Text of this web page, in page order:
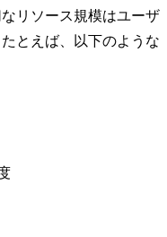
リソース規模はユーザ
とえば、以下のような